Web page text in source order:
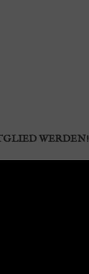
WERDEN!